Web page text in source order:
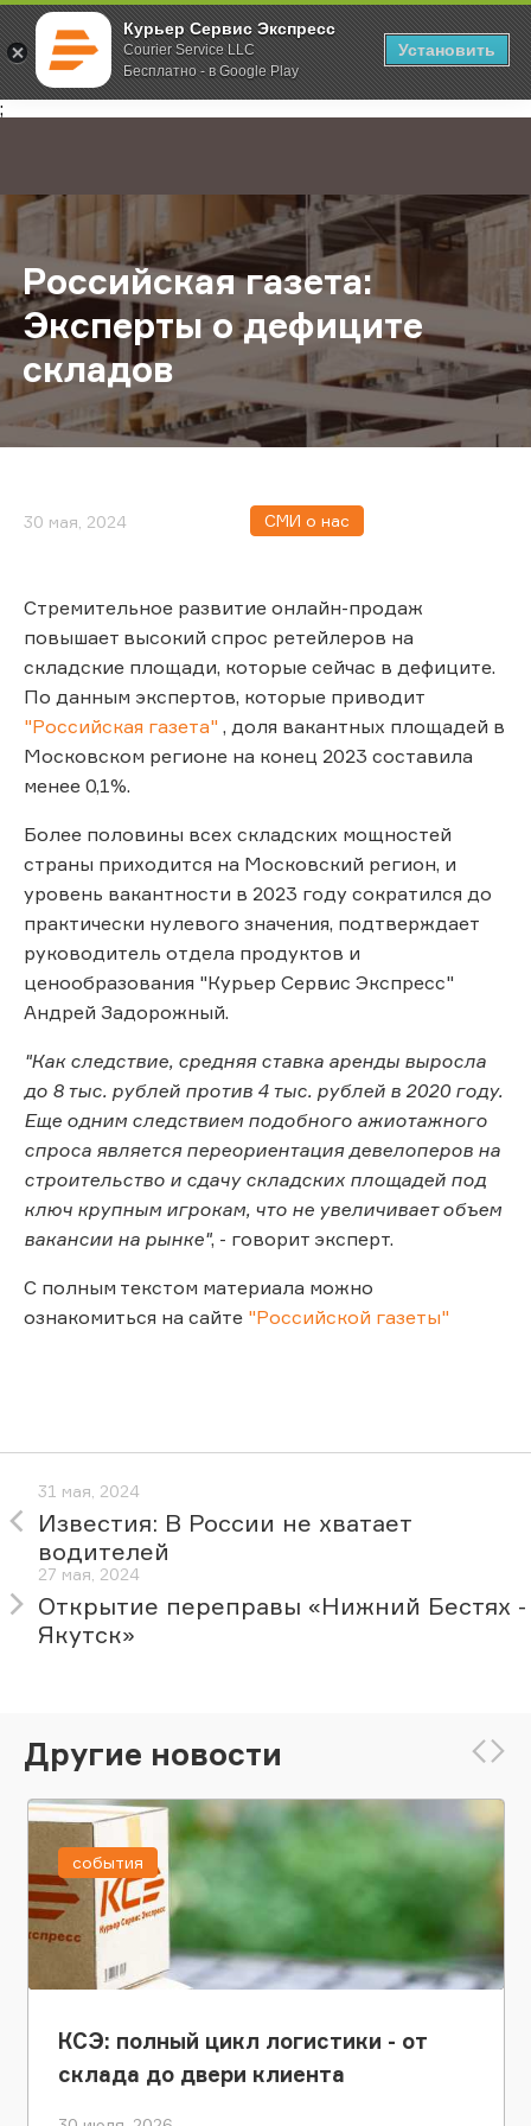
Курьер Сервис Экспресс
Courier Service LLC
Бесплатно - в Google Play
Установить
;
Главная О компании Новости Российская газета: Эксперты о
Российская газета:
Эксперты о дефиците
складов
30 мая, 2024 СМИ о нас
Стремительное развитие онлайн-продаж
повышает высокий спрос ретейлеров на
складские площади, которые сейчас в дефиците.
По данным экспертов, которые приводит
"Российская газета" , доля вакантных площадей в
Московском регионе на конец 2023 составила
менее 0,1%.
Более половины всех складских мощностей
страны приходится на Московский регион, и
уровень вакантности в 2023 году сократился до
практически нулевого значения, подтверждает
руководитель отдела продуктов и
ценообразования "Курьер Сервис Экспресс"
Андрей Задорожный.
"Как следствие, средняя ставка аренды выросла
до 8 тыс. рублей против 4 тыс. рублей в 2020 году.
Еще одним следствием подобного ажиотажного
спроса является переориентация девелоперов на
строительство и сдачу складских площадей под
ключ крупным игрокам, что не увеличивает объем
вакансии на рынке", - говорит эксперт.
С полным текстом материала можно
ознакомиться на сайте "Российской газеты"
31 мая, 2024
Известия: В России не хватает
водителей
27 мая, 2024
Открытие переправы «Нижний Бестях -
Якутск»
Другие новости
КСЭ: полный цикл логистики - от
склада до двери клиента
события